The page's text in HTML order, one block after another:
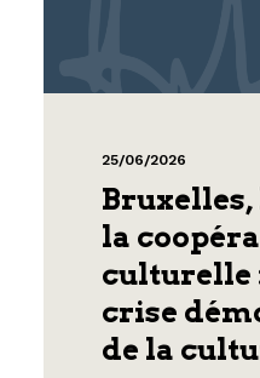
25/06/2026
Bruxelles,
la
culturelle
crise
de la